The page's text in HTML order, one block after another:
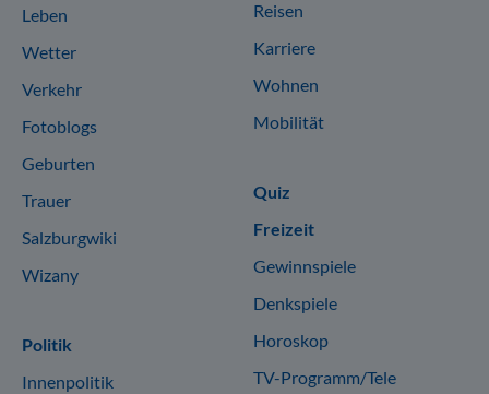
Leben
Wetter
Verkehr
Fotoblogs
Geburten
Trauer
Salzburgwiki
Wizany
Politik
Innenpolitik
Reisen
Karriere
Wohnen
Mobilität
Quiz
Freizeit
Gewinnspiele
Denkspiele
Horoskop
TV-Programm/Tele